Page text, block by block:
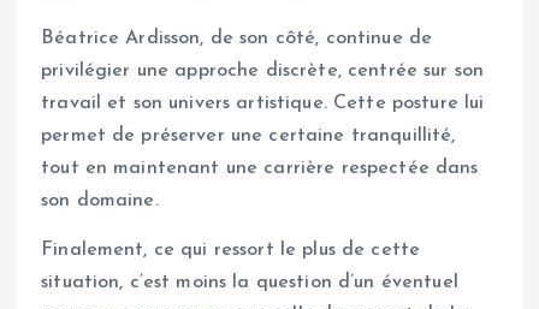
Béatrice Ardisson, de son côté, continue de
privilégier une approche discrète, centrée sur son
travail et son univers artistique. Cette posture lui
permet de préserver une certaine tranquillité,
tout en maintenant une carrière respectée dans
son domaine.
Finalement, ce qui ressort le plus de cette
situation, c’est moins la question d’un éventuel